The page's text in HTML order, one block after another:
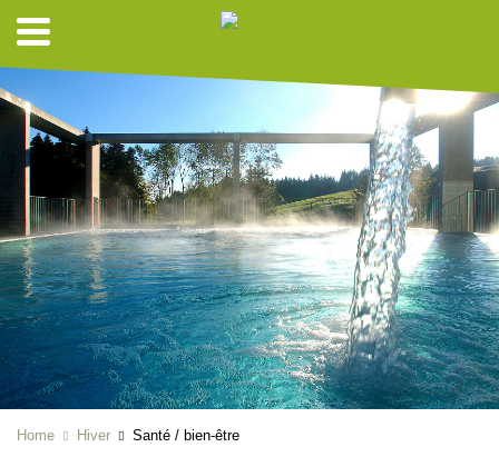
Home Hiver Santé / bien-être